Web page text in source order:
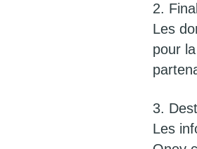
2.
Les
pour
3.
Les